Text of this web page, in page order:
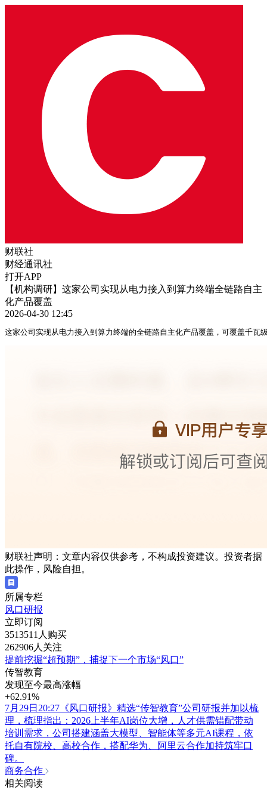
财联社
财经通讯社
打开APP
【机构调研】这家公司实现从电力接入到算力终端全链路自主
化产品覆盖
2026-04-30 12:45
这家公司实现从电力接入到算力终端的全链路自主化产品覆盖，可覆盖千
财联社声明：文章内容仅供参考，不构成投资建议。投资者据
此操作，风险自担。
所属专栏
风口研报
立即订阅
3513511人购买
262906人关注
提前挖掘“超预期”，捕捉下一个市场“风口”
传智教育
发现至今最高涨幅
+62.91%
7月29日20:27《风口研报》精选“传智教育”公司研报并加以梳
理，梳理指出：2026上半年AI岗位大增，人才供需错配带动
培训需求，公司搭建涵盖大模型、智能体等多元AI课程，依
托自有院校、高校合作，搭配华为、阿里云合作加持筑牢口
碑。
商务合作
相关阅读